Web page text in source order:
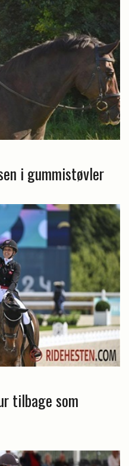
i gummistøvler
tilbage som